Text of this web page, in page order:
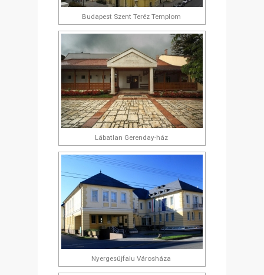
Budapest Szent Teréz Templom
Lábatlan Gerenday-ház
Nyergesújfalu Városháza